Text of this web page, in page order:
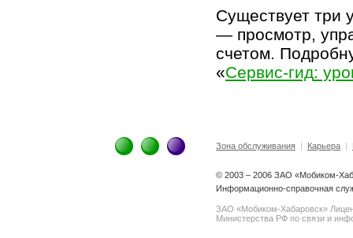
Существует три
— просмотр,
счетом.
«Сервис-гид:
Зона обслуживания| Карьера|
© 2003 – 2006 ЗАО «Мобиком-
Информационно-справочная
ЗАО «Мобиком-Хабаровск»
Министерства РФ по связи и